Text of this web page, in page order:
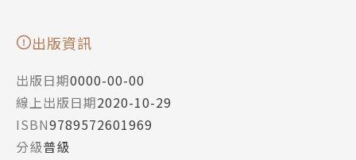
出版資訊
出版日期0000-00-00
線上出版日期2020-10-29
ISBN9789572601969
分級普級